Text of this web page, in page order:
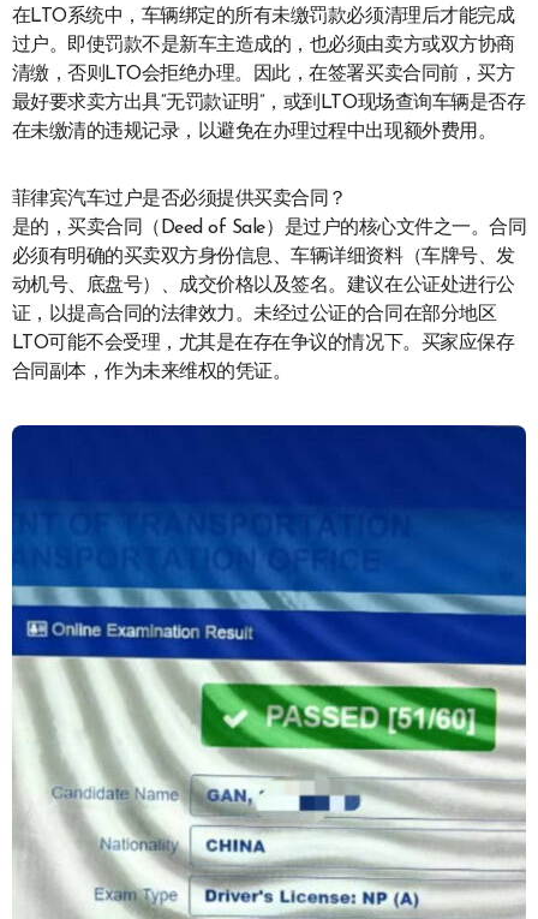
在LTO系统中，车辆绑定的所有未缴罚款必须清理后才能完成
过户。即使罚款不是新车主造成的，也必须由卖方或双方协商
清缴，否则LTO会拒绝办理。因此，在签署买卖合同前，买方
最好要求卖方出具“无罚款证明”，或到LTO现场查询车辆是否存
在未缴清的违规记录，以避免在办理过程中出现额外费用。
菲律宾汽车过户是否必须提供买卖合同？
是的，买卖合同（Deed of Sale）是过户的核心文件之一。合同
必须有明确的买卖双方身份信息、车辆详细资料（车牌号、发
动机号、底盘号）、成交价格以及签名。建议在公证处进行公
证，以提高合同的法律效力。未经过公证的合同在部分地区
LTO可能不会受理，尤其是在存在争议的情况下。买家应保存
合同副本，作为未来维权的凭证。